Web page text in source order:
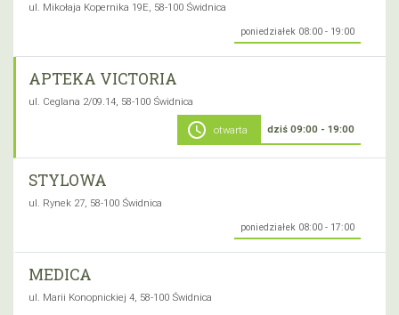
ul. Mikołaja Kopernika 19E, 58-100 Świdnica
poniedziałek 08:00 - 19:00
APTEKA VICTORIA
ul. Ceglana 2/09.14, 58-100 Świdnica
schedule otwarta dziś 09:00 - 19:00
STYLOWA
ul. Rynek 27, 58-100 Świdnica
poniedziałek 08:00 - 17:00
MEDICA
ul. Marii Konopnickiej 4, 58-100 Świdnica